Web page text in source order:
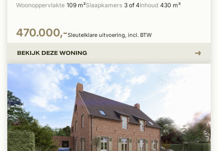
Woonoppervlakte 109 m²Slaapkamers 3 of 4Inhoud 430 m³
470.000,-Sleutelklare uitvoering, incl. BTW
BEKIJK DEZE WONING